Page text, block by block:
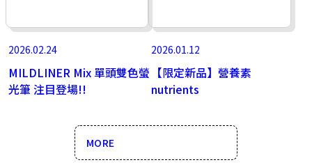
2026.02.24
MILDLINER Mix 單頭雙色螢
光筆 注目登場!!
2026.01.12
【限定新品】營養素
nutrients
MORE